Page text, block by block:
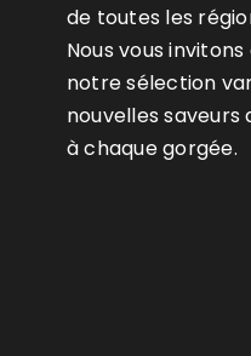
de toutes les
Nous vous
notre sélection
nouvelles saveurs
à chaque gorgée.